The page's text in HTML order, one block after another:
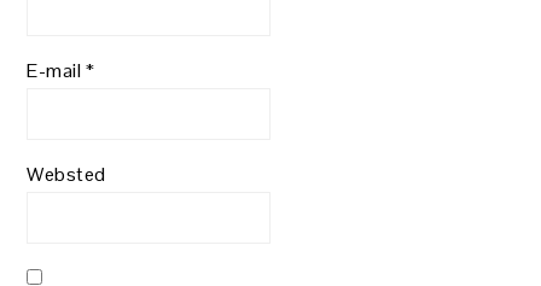
E-mail*
Websted